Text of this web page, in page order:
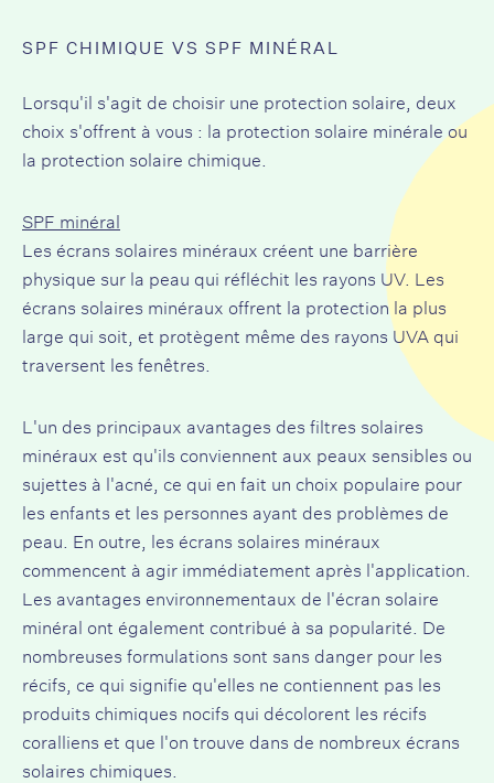
SPF CHIMIQUE VS SPF MINÉRAL
Lorsqu'il s'agit de choisir une protection solaire, deux
choix s'offrent à vous : la protection solaire minérale ou
la protection solaire chimique.
SPF minéral
Les écrans solaires minéraux créent une barrière
physique sur la peau qui réfléchit les rayons UV. Les
écrans solaires minéraux offrent la protection la plus
large qui soit, et protègent même des rayons UVA qui
traversent les fenêtres.
L'un des principaux avantages des filtres solaires
minéraux est qu'ils conviennent aux peaux sensibles ou
sujettes à l'acné, ce qui en fait un choix populaire pour
les enfants et les personnes ayant des problèmes de
peau. En outre, les écrans solaires minéraux
commencent à agir immédiatement après l'application.
Les avantages environnementaux de l'écran solaire
minéral ont également contribué à sa popularité. De
nombreuses formulations sont sans danger pour les
récifs, ce qui signifie qu'elles ne contiennent pas les
produits chimiques nocifs qui décolorent les récifs
coralliens et que l'on trouve dans de nombreux écrans
solaires chimiques.